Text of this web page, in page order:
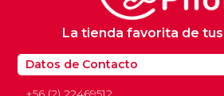
Datos de Contacto
La tienda favorita de